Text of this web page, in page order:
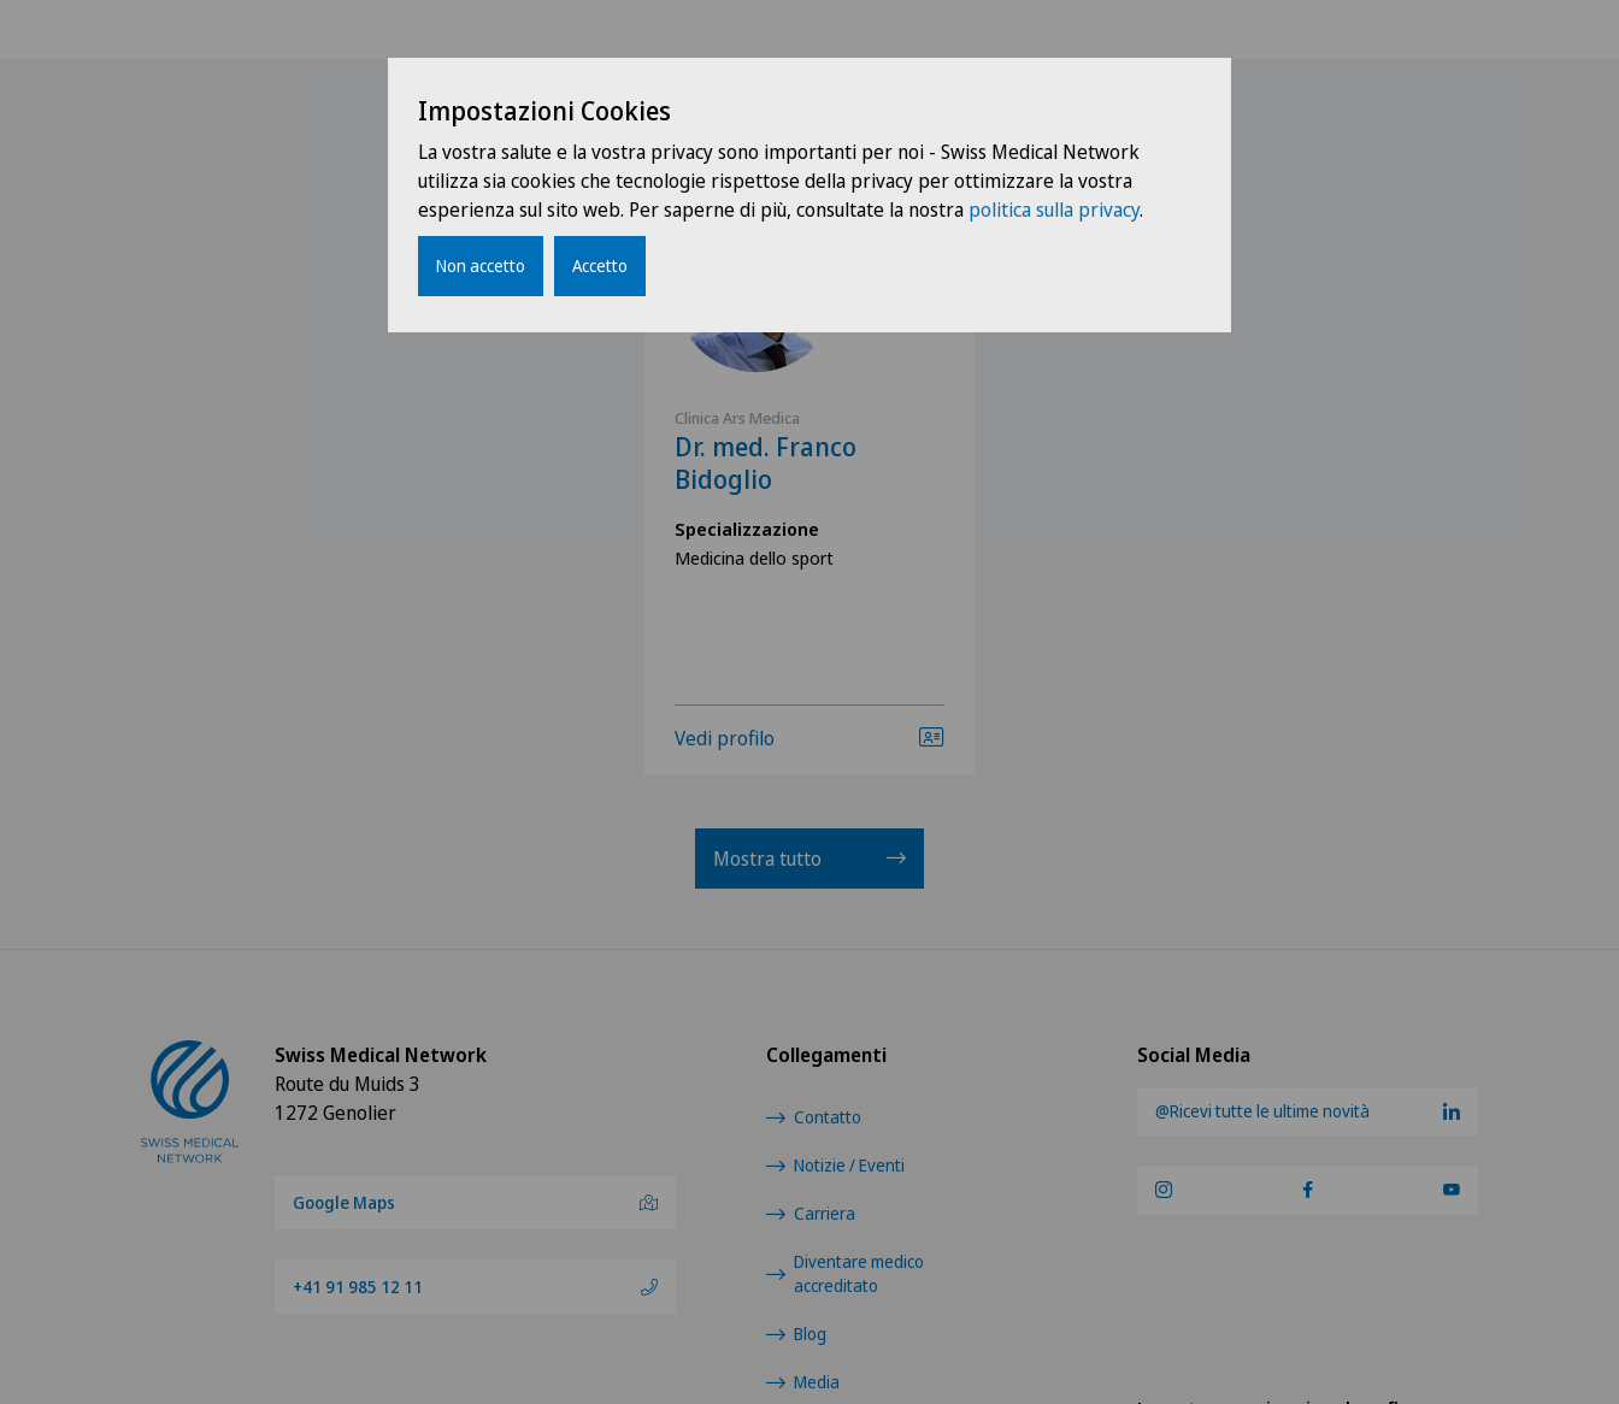
I nostri relatori
Clinica Ars Medica
Dr. med. Franco
Bidoglio
Specializzazione
Medicina dello sport
Vedi profilo
Mostra tutto
Social Media
@Ricevi tutte le ultime novità
Collegamenti
Contatto
Notizie / Eventi
Carriera
Diventare medico
accreditato
Blog
Media
Swiss Medical Network
Route du Muids 3
1272 Genolier
Google Maps
+41 91 985 12 11
Impostazioni Cookies
La vostra salute e la vostra privacy sono importanti per noi - Swiss Medical Network
utilizza sia cookies che tecnologie rispettose della privacy per ottimizzare la vostra
esperienza sul sito web. Per saperne di più, consultate la nostra politica sulla privacy.
Non accetto Accetto